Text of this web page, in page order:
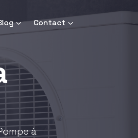
Contact
à